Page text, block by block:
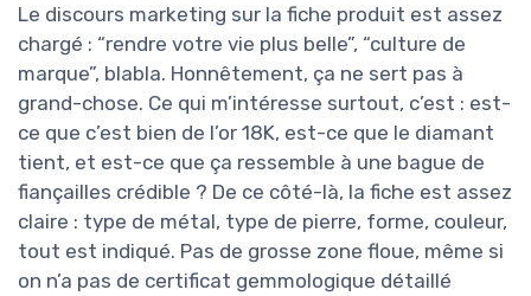
Le discours marketing sur la fiche produit est assez
chargé : “rendre votre vie plus belle”, “culture de
marque”, blabla. Honnêtement, ça ne sert pas à
grand-chose. Ce qui m’intéresse surtout, c’est : est-
ce que c’est bien de l’or 18K, est-ce que le diamant
tient, et est-ce que ça ressemble à une bague de
fiançailles crédible ? De ce côté-là, la fiche est assez
claire : type de métal, type de pierre, forme, couleur,
tout est indiqué. Pas de grosse zone floue, même si
on n’a pas de certificat gemmologique détaillé